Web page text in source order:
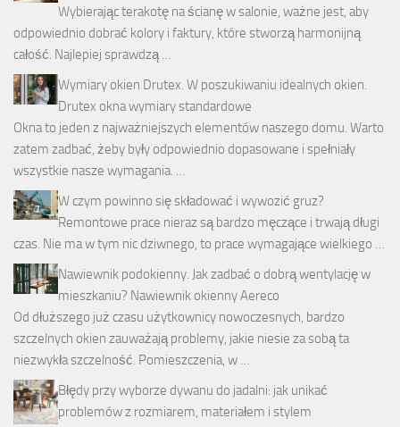
Wybierając terakotę na ścianę w salonie, ważne jest, aby
odpowiednio dobrać kolory i faktury, które stworzą harmonijną
całość. Najlepiej sprawdzą …
Wymiary okien Drutex. W poszukiwaniu idealnych okien.
Drutex okna wymiary standardowe
Okna to jeden z najważniejszych elementów naszego domu. Warto
zatem zadbać, żeby były odpowiednio dopasowane i spełniały
wszystkie nasze wymagania. …
W czym powinno się składować i wywozić gruz?
Remontowe prace nieraz są bardzo męczące i trwają długi
czas. Nie ma w tym nic dziwnego, to prace wymagające wielkiego …
Nawiewnik podokienny. Jak zadbać o dobrą wentylację w
mieszkaniu? Nawiewnik okienny Aereco
Od dłuższego już czasu użytkownicy nowoczesnych, bardzo
szczelnych okien zauważają problemy, jakie niesie za sobą ta
niezwykła szczelność. Pomieszczenia, w …
Błędy przy wyborze dywanu do jadalni: jak unikać
problemów z rozmiarem, materiałem i stylem